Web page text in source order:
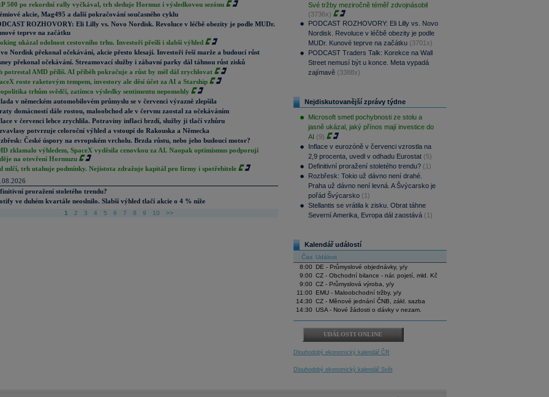
500 po rekordní rally vyčkával, trh sleduje Hormuz i výsledkovou sezónu
akcie, Mag495 a další pokračování současného cyklu
ROZHOVORY: Eli Lilly vs. Novo Nordisk. Revoluce v léčbě obezity je podle MUDr.
teprve na začátku
ukázal odolnost cestovního trhu. Investoři přešli i slabší výhled
Nordisk překonal očekávání, akcie přesto klesají. Investoři řeší marže a budoucí růst
překonal očekávání. Streamovací služby i zábavní parky dál táhnou růst zisků
potrestal AMD příliš. AI příběh pokračuje a růst by měl dál zrychlovat
roste raketovým tempem, investory ale děsí účet za AI a Starship
trhům svědčí, zatímco výsledky sentimentu nepomohly
v německém automobilovém průmyslu se v červenci výrazně zlepšila
domácností dále rostou, maloobchod ale v červnu zaostal za očekáváním
v červenci lehce zrychlila. Potraviny inflaci brzdí, služby ji tlačí vzhůru
potvrzuje celoroční výhled a vstoupí do Rakouska a Německa
České úspory na evropském vrcholu. Brzda růstu, nebo jeho budoucí motor?
zklamalo výhledem, SpaceX vyděsila cenovkou za AI. Naopak optimismus podporují
na otevření Hormuzu
mlčí, trh utahuje podmínky. Nejistota zdražuje kapitál pro firmy i spotřebitele
proražení stoletého trendu?
ve duhém kvartále neoslnilo. Slabší výhled tlačí akcie o 4 % níže
1 2 3 4 5 6 7 8 9 10 >>
Své tržby meziročně téměř zdvojnásobil
(3736x)
PODCAST ROZHOVORY: Eli Lilly vs. Novo
Nordisk. Revoluce v léčbě obezity je podle
MUDr. Kunové teprve na začátku (3701x)
PODCAST Traders Talk: Korekce na Wall
Street nemusí být u konce. Meta vypadá
zajímavě (3388x)
Nejdiskutovanější zprávy týdne
Microsoft smetl pochybnosti ze stolu a
jasně ukázal, jaký přínos mají investice do
AI (9)
Inflace v eurozóně v červenci vzrostla na
2,9 procenta, uvedl v odhadu Eurostat (5)
Definitivní proražení stoletého trendu? (1)
Rozbřesk: Tokio už dávno není drahé.
Praha už dávno není levná. A Švýcarsko je
pořád Švýcarsko (1)
Stellantis se vrátila k zisku. Obrat táhne
Severní Amerika, Evropa dál zaostává (1)
Kalendář událostí
Čas Událost
8:00
DE - Průmyslové objednávky, y/y
9:00 CZ - Obchodní bilance - nár. pojetí, mld. Kč
9:00 CZ - Průmyslová výroba, y/y
11:00
EMU - Maloobchodní tržby, y/y
14:30 CZ - Měnové jednání ČNB, zákl. sazba
14:30 USA - Nové žádosti o dávky v nezam.
UDÁLOSTI ONLINE
Dlouhodobý ekonomický kalendář ČR
Dlouhodobý ekonomický kalendář Svět